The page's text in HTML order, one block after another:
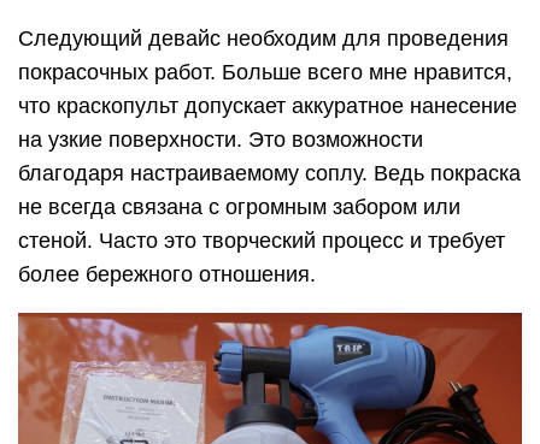
Следующий девайс необходим для проведения
покрасочных работ. Больше всего мне нравится,
что краскопульт допускает аккуратное нанесение
на узкие поверхности. Это возможности
благодаря настраиваемому соплу. Ведь покраска
не всегда связана с огромным забором или
стеной. Часто это творческий процесс и требует
более бережного отношения.